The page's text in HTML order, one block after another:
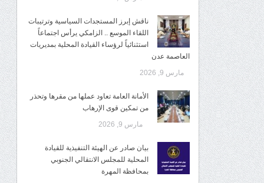
ناقش إبرز المستجدات السياسية وترتيبات
اللقاء الموسع .. الزامكي يرأس اجتماعاً
استثنائياً لرؤساء القيادة المحلية بمديريات
العاصمة عدن
مارس 9, 2026
الأمانة العامة تعاود عملها من مقرها وتحذر
من تمكين قوى الإرهاب
مارس 9, 2026
بيان صادر عن الهيئة التنفيذية للقيادة
المحلية للمجلس الانتقالي الجنوبي
بمحافظة المهرة